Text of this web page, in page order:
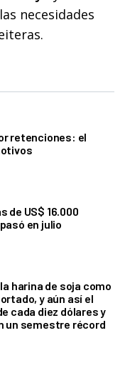
necesidades
retenciones: el
de US$ 16.000
en julio
harina de soja como
y aún así el
cada diez dólares y
un semestre récord